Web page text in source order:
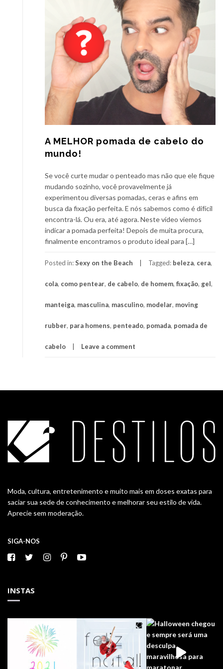
A MELHOR pomada de cabelo do
mundo!
Se você curte mudar o penteado mas não que ele fique
mudando sozinho, você provavelmente já
experimentou diversas pomadas, ceras e afins em
busca da fixação perfeita. E nós sabemos como é difícil
encontra-lá. Ou era, até agora. Neste vídeo viemos
indicar a pomada perfeita! Depois de muita procura,
finalmente encontramos o produto ideal para […]
Posted in:Sexy on the Beach Tagged: beleza, cera,
cola, como pentear, de cabelo, de homem, fixação, gel,
manteiga, masculina, masculino, modelar, moving
rubber, para homens, penteado, pomada, pomada de
cabelo Leave a comment
Moda, cultura, entretenimento e muito mais em doses exatas para
saciar sua sede de conhecimento e melhorar seu estilo de vida.
Aprecie sem moderação.
SIGA-NOS
INSTAS